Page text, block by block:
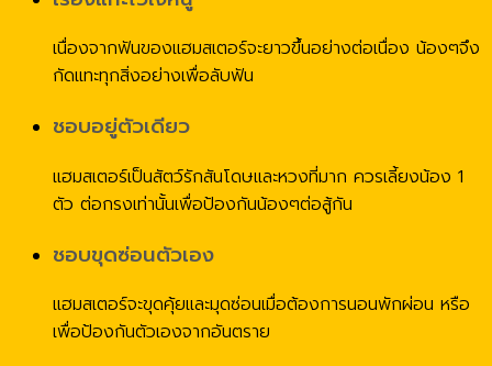
เนื่องจากฟันของแฮมสเตอร์จะยาวขึ้นอย่างต่อเนื่อง น้องๆจึง
กัดแทะทุกสิ่งอย่างเพื่อลับฟัน
ชอบอยู่ตัวเดียว
แฮมสเตอร์เป็นสัตว์รักสันโดษและหวงที่มาก ควรเลี้ยงน้อง 1
ตัว ต่อกรงเท่านั้นเพื่อป้องกันน้องๆต่อสู้กัน
ชอบขุดซ่อนตัวเอง
แฮมสเตอร์จะขุดคุ้ยและมุดซ่อนเมื่อต้องการนอนพักผ่อน หรือ
เพื่อป้องกันตัวเองจากอันตราย